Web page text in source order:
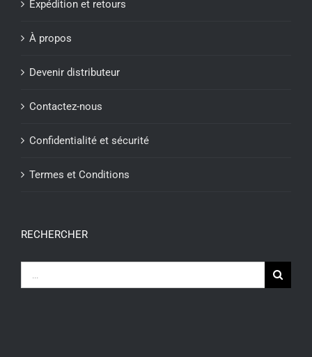
Expédition et retours
À propos
Devenir distributeur
Contactez-nous
Confidentialité et sécurité
Termes et Conditions
RECHERCHER
sur